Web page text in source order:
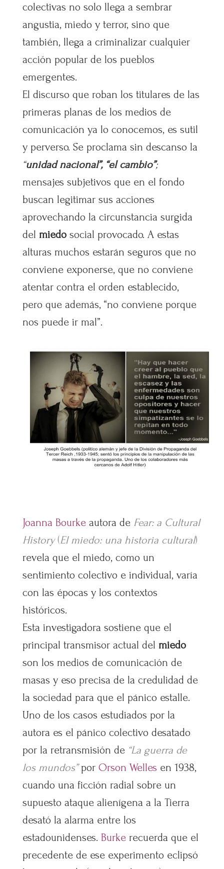
colectivas no solo llega a sembrar
angustia, miedo y terror, sino que
también, llega a criminalizar cualquier
acción popular de los pueblos
emergentes.
El discurso que roban los titulares de las
primeras planas de los medios de
comunicación ya lo conocemos, es sutil
y perverso. Se proclama sin descanso la
“unidad nacional”, “el cambio”;
mensajes subjetivos que en el fondo
buscan legitimar sus acciones
aprovechando la circunstancia surgida
del miedosocial provocado. A estas
alturas muchos estarán seguros que no
conviene exponerse, que no conviene
atentar contra el orden establecido,
pero que además, “no conviene porque
nos puede ir mal”.
Joanna Bourke autora de Fear: a Cultural
History(El miedo: una historia cultural)
revela que el miedo, como un
sentimiento colectivo e individual, varía
con las épocas y los contextos
históricos.
Esta investigadora sostiene que el
principal transmisor actual del miedo
son los medios de comunicación de
masas y eso precisa de la credulidad de
la sociedad para que el pánico estalle.
Uno de los casos estudiados por la
autora es el pánico colectivo desatado
por la retransmisión de “La guerra de
los mundos”por Orson Welles en 1938,
cuando una ficción radial sobre un
supuesto ataque alienígena a la Tierra
desató la alarma entre los
estadounidenses. Burke recuerda que el
precedente de ese experimento eclipsó